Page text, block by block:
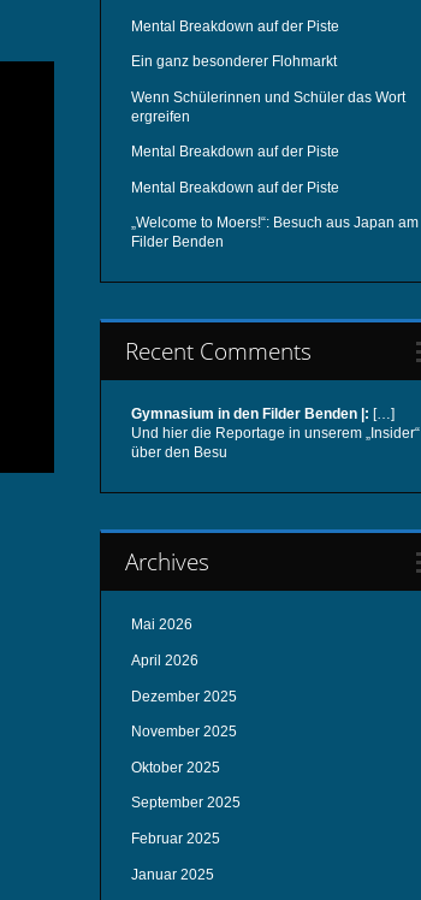
Mental Breakdown auf der Piste
Ein ganz besonderer Flohmarkt
Wenn Schülerinnen und Schüler das Wort
ergreifen
Mental Breakdown auf der Piste
Mental Breakdown auf der Piste
„Welcome to Moers!“: Besuch aus Japan am
Filder Benden
Recent Comments
Gymnasium in den Filder Benden |: […]
Und hier die Reportage in unserem „Insider“
über den Besu
Archives
Mai 2026
April 2026
Dezember 2025
November 2025
Oktober 2025
September 2025
Februar 2025
Januar 2025